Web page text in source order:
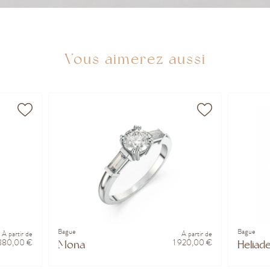
Vous aimerez aussi
À partir de
€
Bague
Mona
À partir de
1 920,00 €
Bague